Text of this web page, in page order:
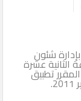
CNN’s
.. بقلم
شئون
الثانية عشرة
تطبيق